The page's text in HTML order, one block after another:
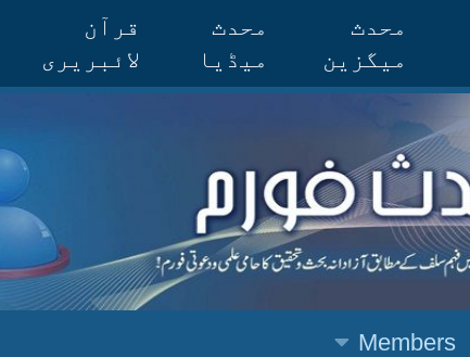
محدث
میگزین
محدث
میڈیا
قرآن
لائبریری
Members